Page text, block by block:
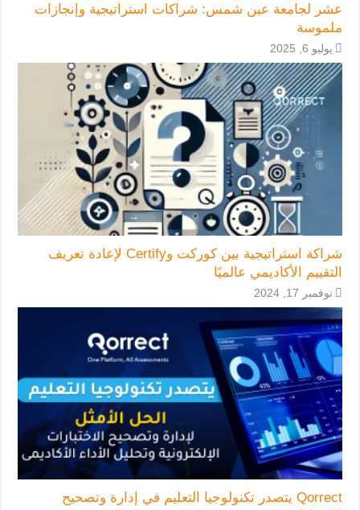
عشر لجامعة عين شمس: شراكات استراتيجية وإنجازات
ملموسة
يوليو 6, 2025
شراكة استراتيجية بين كوركت وCertify لإعادة تعريف
التقييم الأكاديمي عالميًا
نوفمبر 17, 2024
Qorrect يتصدر تكنولوجيا التعليم في إدارة وتصحيح